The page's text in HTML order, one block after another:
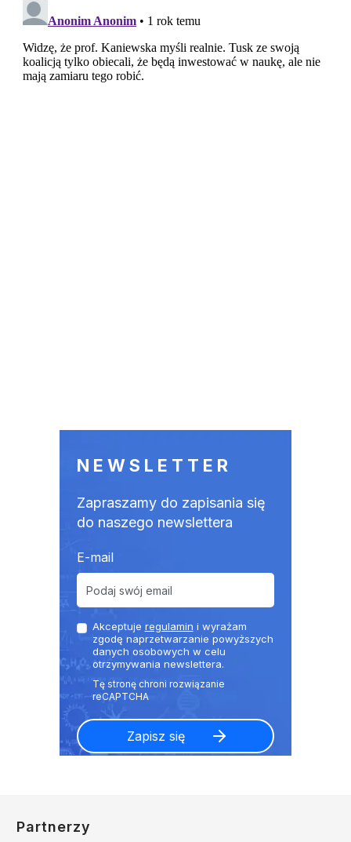
NEWSLETTER
Zapraszamy do zapisania się
do naszego newslettera
E-mail
Akceptuje regulamin i wyrażam
zgodę naprzetwarzanie powyższych
danych osobowych w celu
otrzymywania newslettera.
Partnerzy